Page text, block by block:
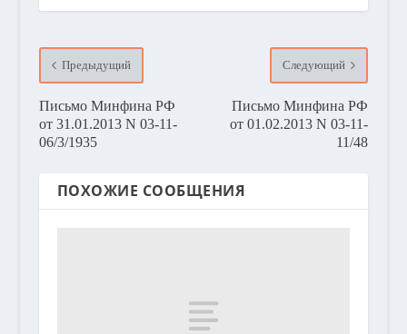
Предыдущий
Письмо Минфина РФ
от 31.01.2013 N 03-11-
06/3/1935
Следующий
Письмо Минфина РФ
от 01.02.2013 N 03-11-
11/48
ПОХОЖИЕ СООБЩЕНИЯ